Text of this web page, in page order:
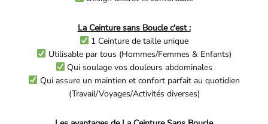
La Ceinture sans Boucle c'est :
1 Ceinture de taille unique
Utilisable par tous (Hommes/Femmes & Enfants)
Qui soulage vos douleurs abdominales
Qui assure un maintien et confort parfait au quotidien
(Travail/Voyages/Activités diverses)